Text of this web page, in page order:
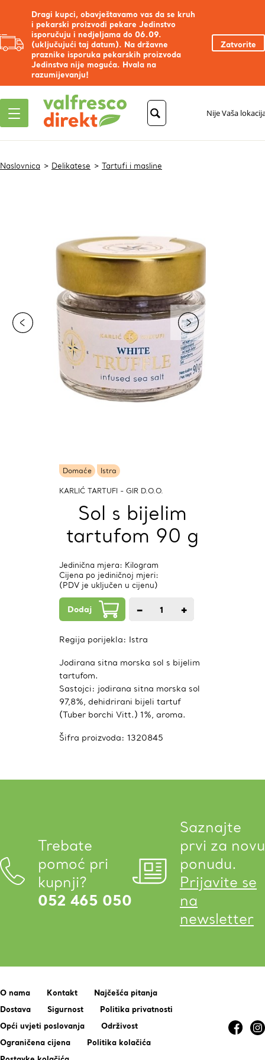
Dragi kupci, obavještavamo vas da se kruh
i pekarski proizvodi pekare Jedinstvo
isporučuju i nedjeljama do 06.09.
(uključujući taj datum). Na državne
praznike isporuka pekarskih proizvoda
Jedinstva nije moguća. Hvala na
razumijevanju!
Zatvorite
Nije Vaša
Naslovnica Delikatese Tartufi i masline
Domaće Istra
KARLIĆ TARTUFI - GIR D.O.O.
Sol s bijelim
tartufom 90 g
Jedinična mjera: Kilogram
Cijena po jediničnoj mjeri:
(PDV je uključen u cijenu)
Dodaj − 1 +
Regija porijekla: Istra
Jodirana sitna morska sol s bijelim
tartufom.
Sastojci: jodirana sitna morska sol
97,8%, dehidrirani bijeli tartuf
(Tuber borchi Vitt.) 1%, aroma.
Šifra proizvoda: 1320845
Trebate
pomoć pri
kupnji?
052 465 050
Saznajte
prvi za novu
ponudu.
Prijavite se
na
newsletter
O nama Kontakt
Najčešća pitanja
Dostava
Sigurnost
Politika privatnosti
Opći uvjeti poslovanja
Održivost
Ograničena cijena
Politika kolačića